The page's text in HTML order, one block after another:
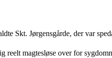
Skt. Jørgensgårde, der var
magtesløse over for